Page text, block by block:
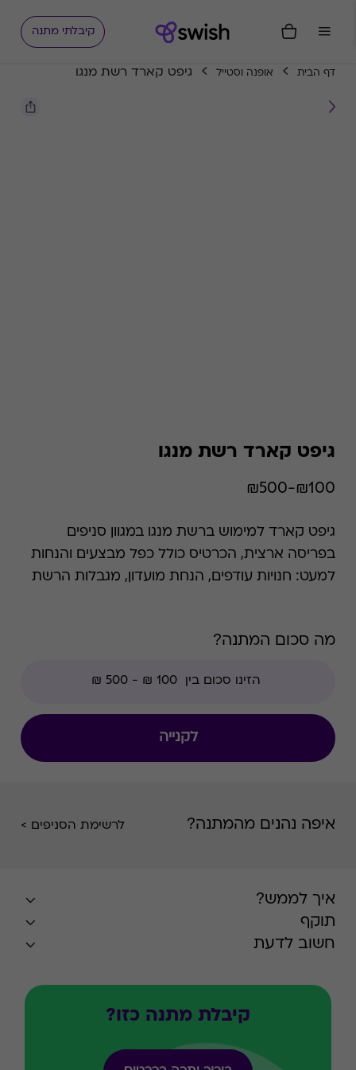
קיבלתי מתנה
דף הבית אופנה וסטייל גיפט קארד רשת מנגו
גיפט קארד רשת מנגו
₪100-₪500
גיפט קארד למימוש ברשת מנגו במגוון סניפים
בפריסה ארצית, הכרטיס כולל כפל מבצעים והנחות
למעט: חנויות עודפים, הנחת מועדון, מגבלות הרשת
מה סכום המתנה?
לקנייה
איפה נהנים מהמתנה? לרשימת הסניפים >
איך לממש?
תוקף
חשוב לדעת
קיבלת מתנה כזו?